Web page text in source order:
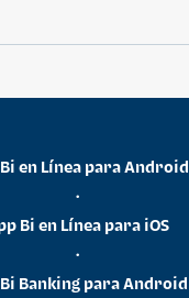
en Línea para Android
•
Bi en Línea para iOS
•
Banking para Android